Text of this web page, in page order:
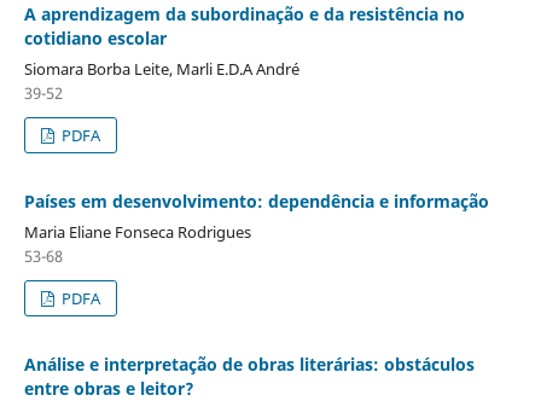
A aprendizagem da subordinação e da resistência no
cotidiano escolar
Siomara Borba Leite, Marli E.D.A André
39-52
PDFA
Países em desenvolvimento: dependência e informação
Maria Eliane Fonseca Rodrigues
53-68
PDFA
Análise e interpretação de obras literárias: obstáculos
entre obras e leitor?